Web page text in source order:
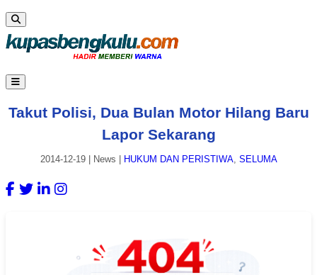
Takut Polisi, Dua Bulan Motor Hilang Baru
Lapor Sekarang
2014-12-19| News HUKUM DAN PERISTIWA, SELUMA